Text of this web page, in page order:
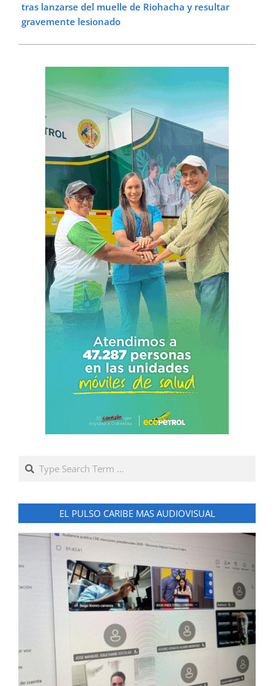
tras lanzarse del muelle de Riohacha y resultar
gravemente lesionado
Search
EL PULSO CARIBE MAS AUDIOVISUAL